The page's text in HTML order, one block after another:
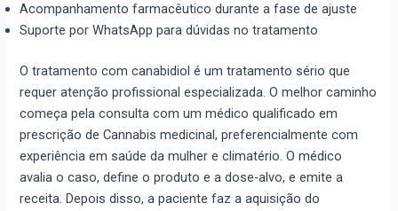
Acompanhamento farmacêutico durante a fase de ajuste
Suporte por WhatsApp para dúvidas no tratamento
O tratamento com canabidiol é um tratamento sério que
requer atenção profissional especializada. O melhor caminho
começa pela consulta com um médico qualificado em
prescrição de Cannabis medicinal, preferencialmente com
experiência em saúde da mulher e climatério. O médico
avalia o caso, define o produto e a dose-alvo, e emite a
receita. Depois disso, a paciente faz a aquisição do